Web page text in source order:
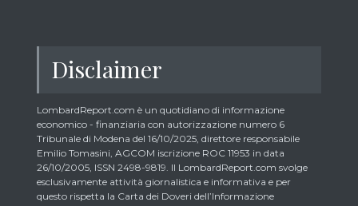
Disclaimer
LombardReport.com è un quotidiano di informazione
economico - finanziaria con autorizzazione numero 6
Tribunale di Modena del 16/10/2025, direttore responsabile
Emilio Tomasini, AGCOM iscrizione ROC 11953 in data
26/10/2005, ISSN 2498-9819. Il LombardReport.com svolge
esclusivamente attività giornalistica e informativa e per
questo rispetta la Carta dei Doveri dell’Informazione